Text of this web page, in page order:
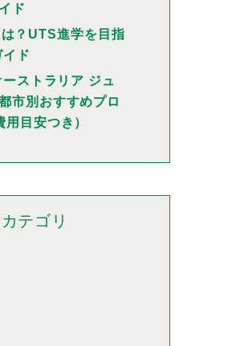
ド
？UTS進学を目指
ド
ーストラリア ジュ
市別おすすめプロ
目安つき）
テゴリ